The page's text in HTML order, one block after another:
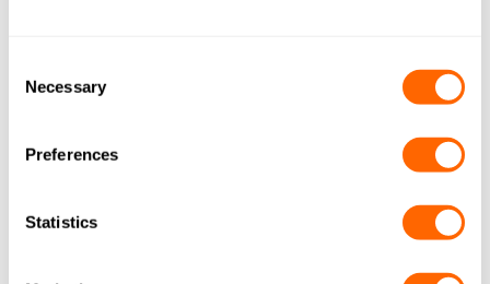
Selection
Necessary
Preferences
Statistics
Haut niveau d’activité et de capacité d’adsorption